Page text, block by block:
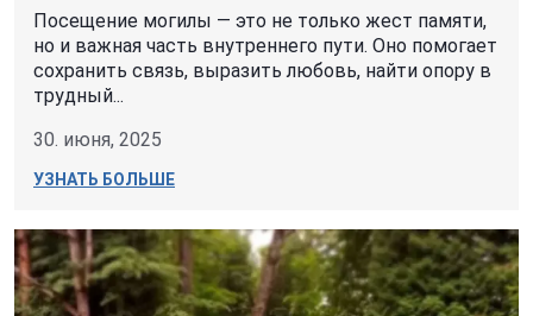
Посещение могилы — это не только жест памяти,
но и важная часть внутреннего пути. Оно помогает
сохранить связь, выразить любовь, найти опору в
трудный...
30. июня, 2025
УЗНАТЬ БОЛЬШЕ